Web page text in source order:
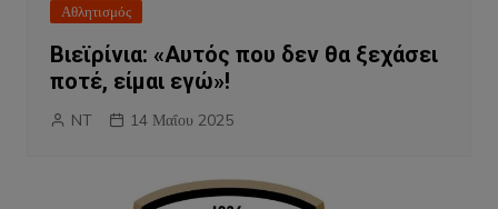
Αθλητισμός
Βιεϊρίνια: «Αυτός που δεν θα ξεχάσει
ποτέ, είμαι εγώ»!
NT 14 Μαΐου 2025